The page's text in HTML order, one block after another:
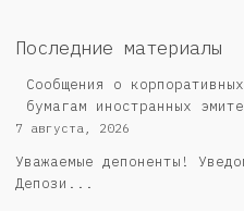
Последние материалы
Сообщения о
бумагам иностранных
7 августа, 2026
Уважаемые депоненты!
Депози...